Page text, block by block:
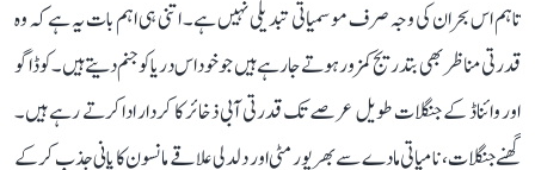
تاہم اس بحران کی وجہ صرف موسمیاتی تبدیلی نہیں ہے۔ اتنی ہی اہم بات یہ ہے کہ وہ
قدرتی مناظر بھی بتدریج کمزور ہوتے جا رہے ہیں جو خود اس دریا کو جنم دیتے ہیں۔ کوڈاگو
اور وائناڈ کے جنگلات طویل عرصے تک قدرتی آبی ذخائر کا کردار ادا کرتے رہے ہیں۔
گھنے جنگلات، نامیاتی مادے سے بھرپور مٹی اور دلدلی علاقے مانسون کا پانی جذب کر کے